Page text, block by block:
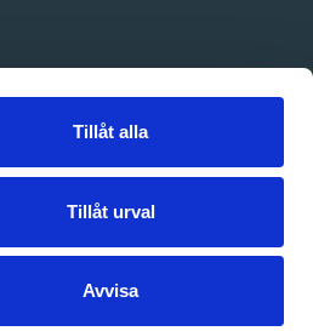
Tillåt alla
Tillåt urval
Avvisa